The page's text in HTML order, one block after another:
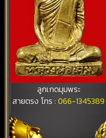
ลูกเกดมุมพระ
สายตรง โทร :066-1345389